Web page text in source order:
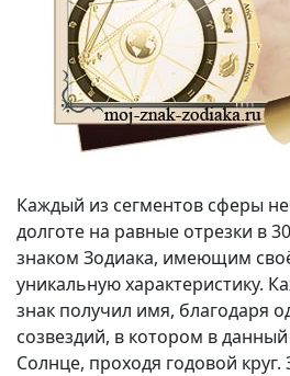
Каждый из сегментов сферы
долготе на равные отрезки в
знаком Зодиака, имеющим
уникальную характеристику.
знак получил имя, благодаря
созвездий, в котором в
Солнце, проходя годовой круг.